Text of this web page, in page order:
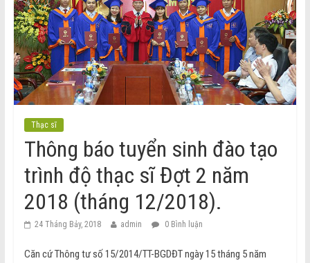
Thạc sĩ
Thông báo tuyển sinh đào tạo
trình độ thạc sĩ Đợt 2 năm
2018 (tháng 12/2018).
24 Tháng Bảy, 2018 admin 0 Bình luận
Căn cứ Thông tư số 15/2014/TT-BGDĐT ngày 15 tháng 5 năm